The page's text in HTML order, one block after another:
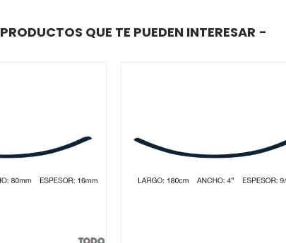
PRODUCTOS QUE TE PUEDEN INTERESAR